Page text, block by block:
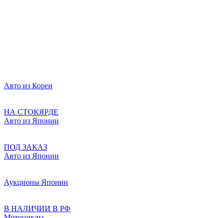
Авто из Кореи
НА СТОКЯРДЕ
Авто из Японии
ПОД ЗАКАЗ
Авто из Японии
Аукционы Японии
В НАЛИЧИИ В РФ